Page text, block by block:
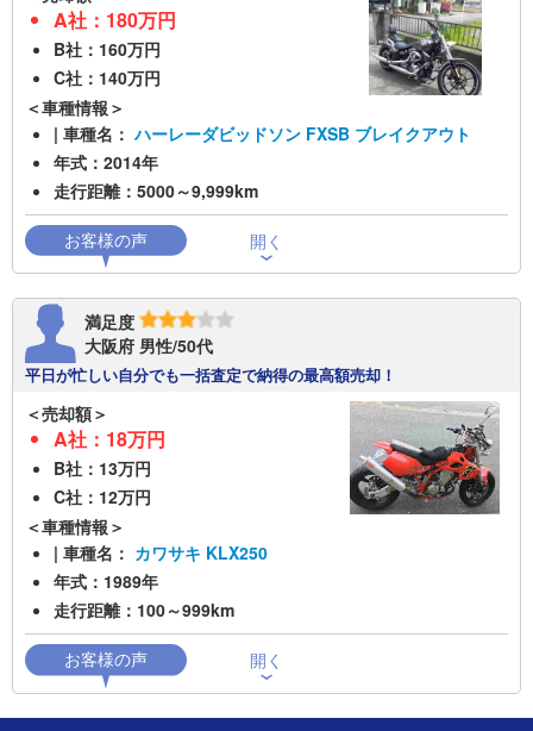
A社：180万円
B社：160万円
C社：140万円
＜車種情報＞
| 車種名：ハーレーダビッドソン FXSB ブレイクアウト
年式：2014年
走行距離：5000～9,999km
満足度
大阪府 男性/50代
平日が忙しい自分でも一括査定で納得の最高額売却！
＜売却額＞
A社：18万円
B社：13万円
C社：12万円
＜車種情報＞
| 車種名： カワサキ KLX250
年式：1989年
走行距離：100～999km